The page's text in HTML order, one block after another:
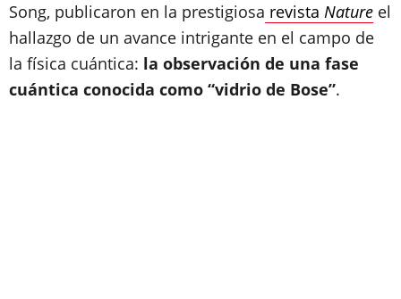
Song, publicaron en la prestigiosa revista Nature el
hallazgo de un avance intrigante en el campo de
la física cuántica: la observación de una fase
cuántica conocida como “vidrio de Bose”.